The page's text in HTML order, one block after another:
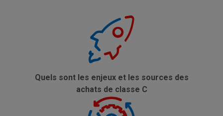
Quels sont les enjeux et les sources des
achats de classe C